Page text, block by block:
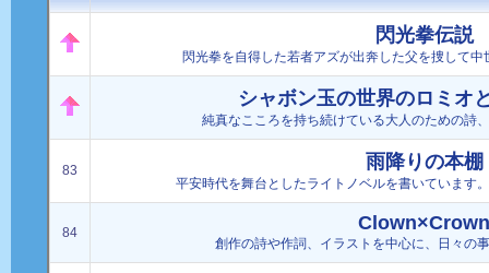
閃光拳伝説
閃光拳を自得した若者アズが出奔した父を捜して
シャボン玉の世界のロミオ
純真なこころを持ち続けている大人のための詩
83 雨降りの本棚
平安時代を舞台としたライトノベルを書いています
84 Clown×Crown
創作の詩や作詞、イラストを中心に、日々の